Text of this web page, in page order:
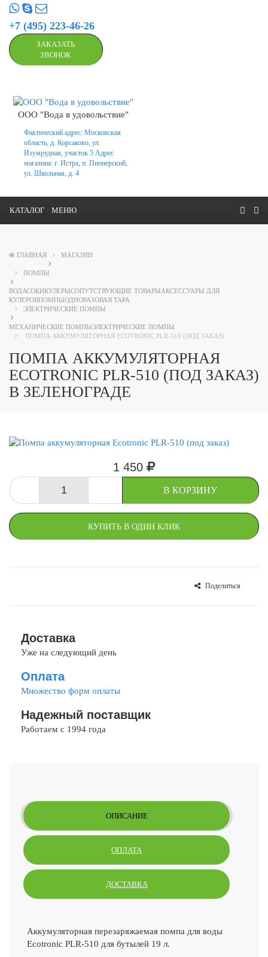
+7 (495) 223-46-26
ЗАКАЗАТЬ
ЗВОНОК
ООО "Вода в удовольствие"
Фактический адрес: Московская
область, д. Корсаково, ул.
Изумрудная, участок 5 Адрес
магазина: г. Истра, п. Пионерский,
ул. Школьная, д. 4
КАТАЛОГ МЕНЮ
ГЛАВНАЯ МАГАЗИН
ПОМПЫ
ВОДАСОКИКУЛЕРЫСОПУТСТВУЮЩИЕ ТОВАРЫАКСЕССУАРЫ ДЛЯ
КУЛЕРОВПОМПЫОДНОРАЗОВАЯ ТАРА
ЭЛЕКТРИЧЕСКИЕ ПОМПЫ
МЕХАНИЧЕСКИЕ ПОМПЫЭЛЕКТРИЧЕСКИЕ ПОМПЫ
ПОМПА АККУМУЛЯТОРНАЯ ECOTRONIC PLR-510 (ПОД ЗАКАЗ)
ПОМПА АККУМУЛЯТОРНАЯ
ECOTRONIC PLR-510 (ПОД ЗАКАЗ)
В ЗЕЛЕНОГРАДЕ
1 450
В КОРЗИНУ
КУПИТЬ В ОДИН КЛИК
Поделиться
Доставка
Уже на следующий день
Оплата
Множество форм оплаты
Надежный поставщик
Работаем с 1994 года
ОПИСАНИЕ
ОПЛАТА
ДОСТАВКА
Аккумуляторная перезаряжаемая помпа для воды
Ecotronic PLR-510 для бутылей 19 л.